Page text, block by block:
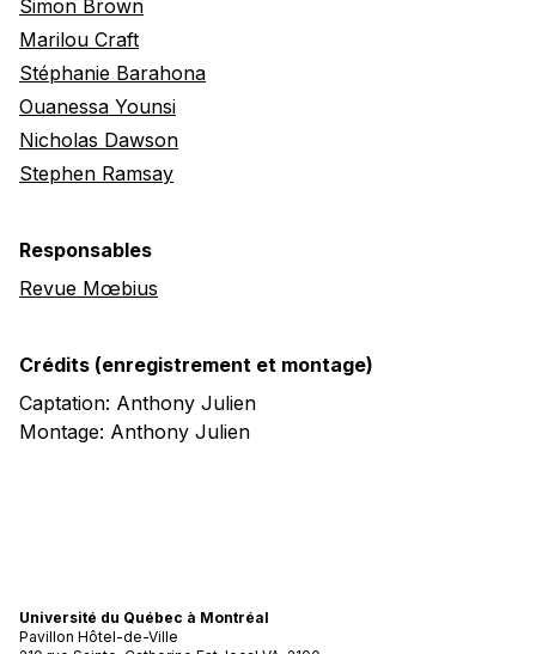
Simon Brown
Marilou Craft
Stéphanie Barahona
Ouanessa Younsi
Nicholas Dawson
Stephen Ramsay
Responsables
Revue Mœbius
Crédits (enregistrement et montage)
Captation: Anthony Julien
Montage: Anthony Julien
Université du Québec à Montréal
Pavillon Hôtel-de-Ville